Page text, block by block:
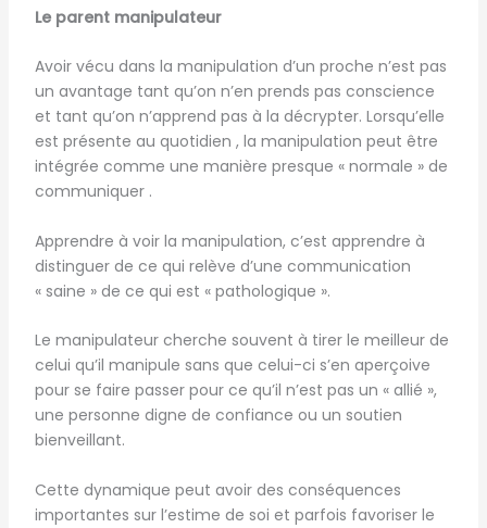
Le parent manipulateur
Avoir vécu dans la manipulation d’un proche n’est pas
un avantage tant qu’on n’en prends pas conscience
et tant qu’on n’apprend pas à la décrypter. Lorsqu’elle
est présente au quotidien , la manipulation peut être
intégrée comme une manière presque « normale » de
communiquer .
Apprendre à voir la manipulation, c’est apprendre à
distinguer de ce qui relève d’une communication
« saine » de ce qui est « pathologique ».
Le manipulateur cherche souvent à tirer le meilleur de
celui qu’il manipule sans que celui-ci s’en aperçoive
pour se faire passer pour ce qu’il n’est pas un « allié »,
une personne digne de confiance ou un soutien
bienveillant.
Cette dynamique peut avoir des conséquences
importantes sur l’estime de soi et parfois favoriser le